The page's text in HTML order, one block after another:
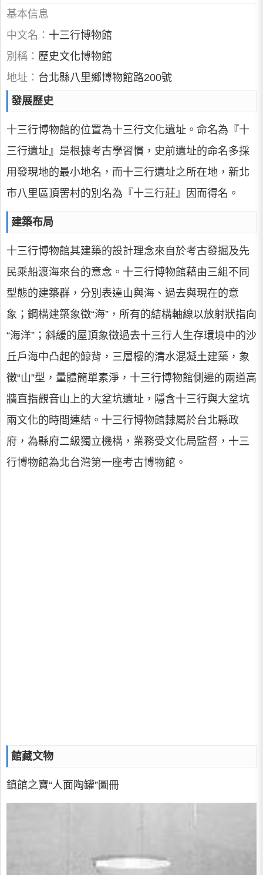
基本信息
中文名： 十三行博物館
別稱： 歷史文化博物館
地址： 台北縣八里鄉博物館路200號
發展歷史
十三行博物館的位置為十三行文化遺址。命名為『十
三行遺址』是根據考古學習慣，史前遺址的命名多採
用發現地的最小地名，而十三行遺址之所在地，新北
市八里區頂罟村的別名為『十三行莊』因而得名。
建築布局
十三行博物館其建築的設計理念來自於考古發掘及先
民乘船渡海來台的意念。十三行博物館藉由三組不同
型態的建築群，分別表達山與海、過去與現在的意
象；鋼構建築象徵“海”，所有的結構軸線以放射狀指向
“海洋”；斜緩的屋頂象徵過去十三行人生存環境中的沙
丘戶海中凸起的鯨背，三層樓的清水混凝土建築，象
徵“山”型，量體簡單素淨，十三行博物館側邊的兩道高
牆直指觀音山上的大坌坑遺址，隱含十三行與大坌坑
兩文化的時間連結。十三行博物館隸屬於台北縣政
府，為縣府二級獨立機構，業務受文化局監督，十三
行博物館為北台灣第一座考古博物館。
館藏文物
鎮館之寶“人面陶罐”圖冊